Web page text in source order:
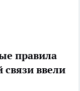
правила
ввели